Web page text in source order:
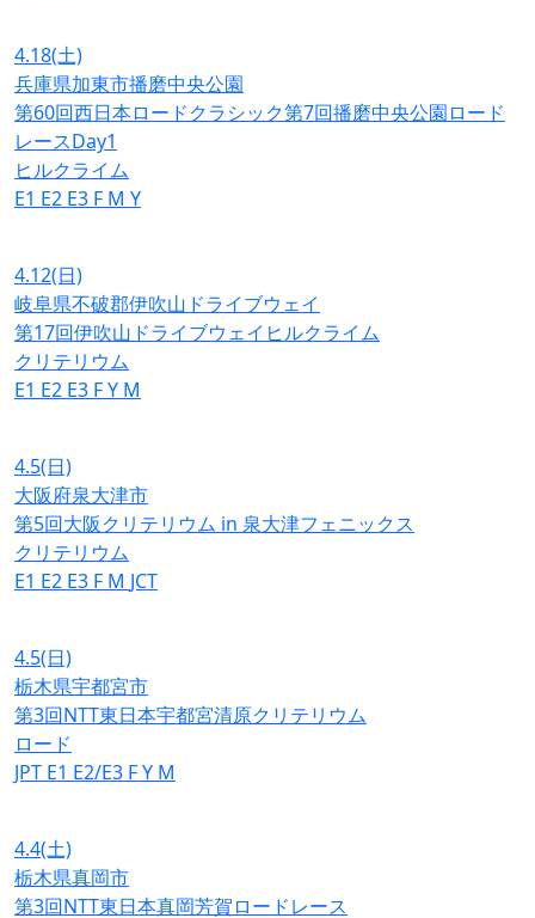
4.18(土)
兵庫県加東市播磨中央公園
第60回西日本ロードクラシック第7回播磨中央公園ロード
レースDay1
ヒルクライム
E1 E2 E3 F M Y
4.12(日)
岐阜県不破郡伊吹山ドライブウェイ
第17回伊吹山ドライブウェイヒルクライム
クリテリウム
E1 E2 E3 FY M
4.5(日)
大阪府泉大津市
第5回大阪クリテリウム in 泉大津フェニックス
クリテリウム
E1 E2 E3 F M JCT
4.5(日)
栃木県宇都宮市
第3回NTT東日本宇都宮清原クリテリウム
ロード
JPT E1 E2/E3 FY M
4.4(土)
栃木県真岡市
第3回NTT東日本真岡芳賀ロードレース